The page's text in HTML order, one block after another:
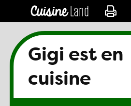
Gigi est en
cuisine